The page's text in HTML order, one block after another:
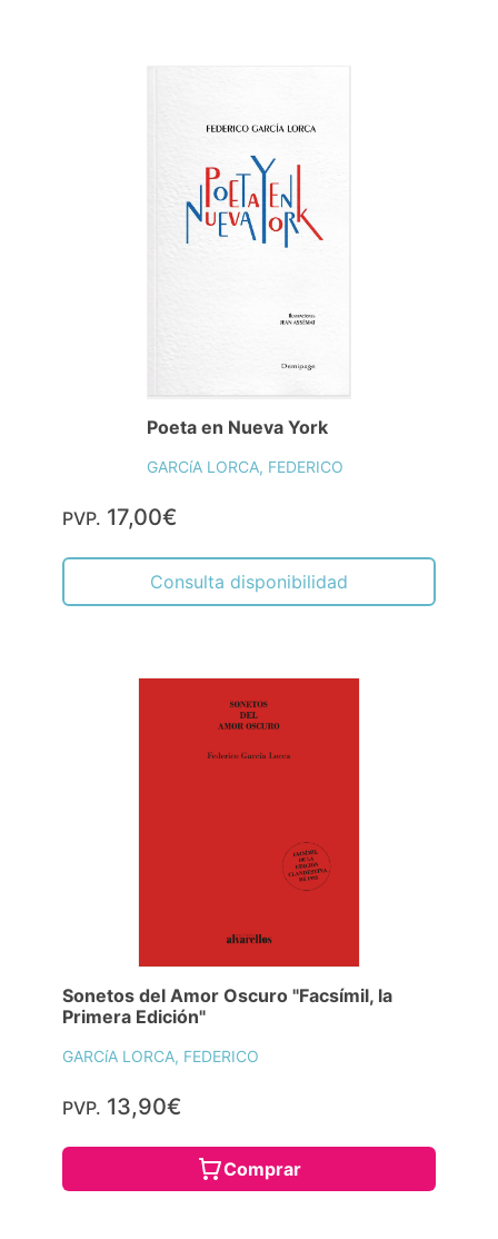
Poeta en Nueva York
GARCíA LORCA, FEDERICO
PVP. 17,00€
Consulta disponibilidad
Sonetos del Amor Oscuro "Facsímil, la
Primera Edición"
GARCíA LORCA, FEDERICO
PVP. 13,90€
Comprar